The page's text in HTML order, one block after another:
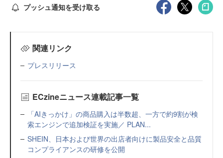
プッシュ通知を受け取る
関連リンク
プレスリリース
ECzineニュース連載記事一覧
「AIきっかけ」の商品購入は半数超、一方で約9割が検
索エンジンで追加検証を実施／ PLAN...
SHEIN、日本および世界の出店者向けに製品安全と品質
コンプライアンスの研修を公開